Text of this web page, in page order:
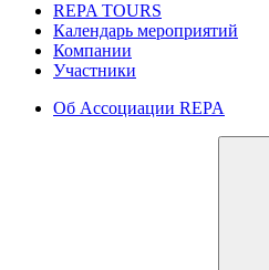
REPA TOURS
Календарь мероприятий
Компании
Участники
Об Ассоциации REPA